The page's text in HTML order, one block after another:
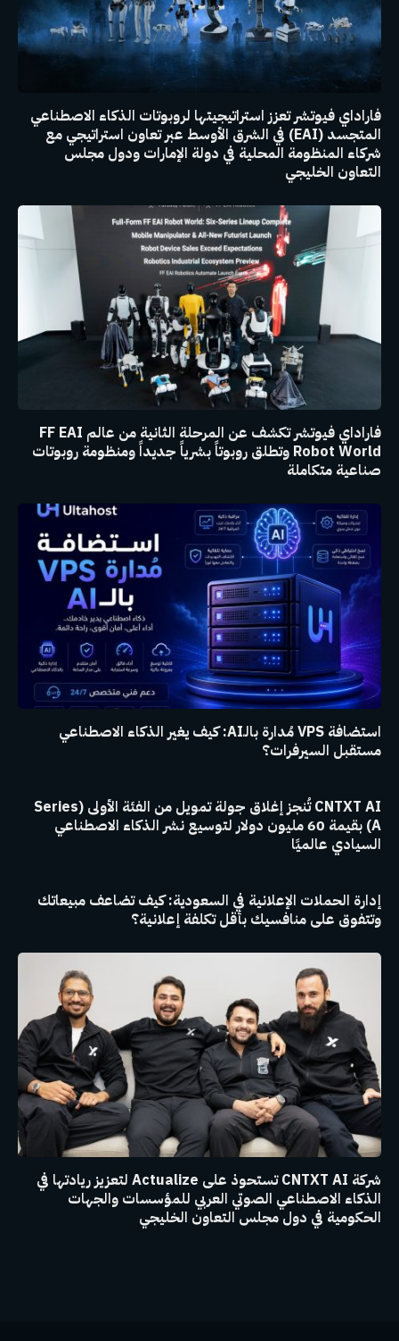
فاراداي فيوتشر تعزز استراتيجيتها لروبوتات الذكاء الاصطناعي
المتجسد (EAI) في الشرق الأوسط عبر تعاون استراتيجي مع
شركاء المنظومة المحلية في دولة الإمارات ودول مجلس
التعاون الخليجي
فاراداي فيوتشر تكشف عن المرحلة الثانية من عالم FF EAI
Robot World وتطلق روبوتاً بشرياً جديداً ومنظومة روبوتات
صناعية متكاملة
استضافة VPS مُدارة بالـAI: كيف يغير الذكاء الاصطناعي
مستقبل السيرفرات؟
CNTXT AI تُنجز إغلاق جولة تمويل من الفئة الأولى (Series
A) بقيمة 60 مليون دولار لتوسيع نشر الذكاء الاصطناعي
السيادي عالميًا
إدارة الحملات الإعلانية في السعودية: كيف تضاعف مبيعاتك
وتتفوق على منافسيك بأقل تكلفة إعلانية؟
شركة CNTXT AI تستحوذ على Actualize لتعزيز ريادتها في
الذكاء الاصطناعي الصوتي العربي للمؤسسات والجهات
الحكومية في دول مجلس التعاون الخليجي